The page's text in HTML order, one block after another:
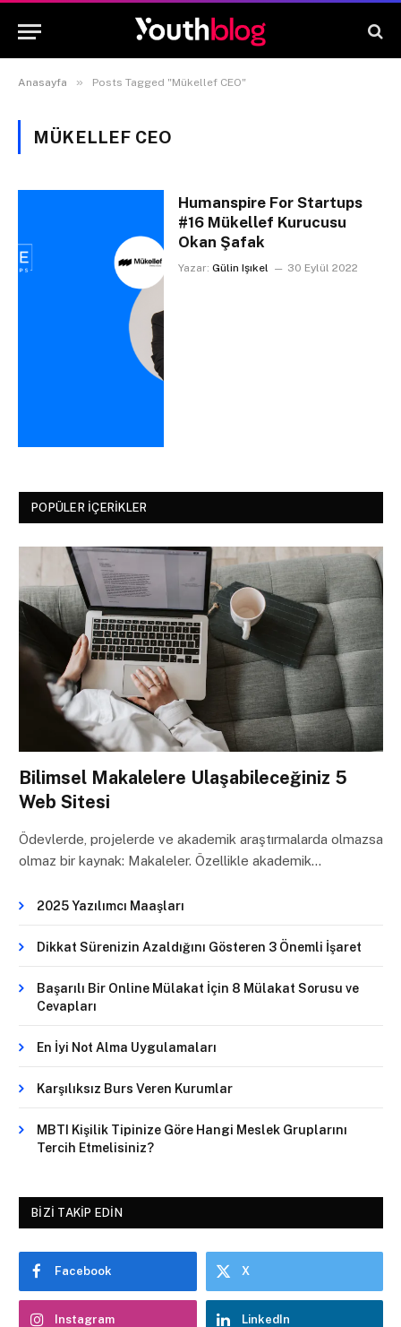
Anasayfa » Posts Tagged "Mükellef CEO"
MÜKELLEF CEO
Humanspire For Startups
#16 Mükellef Kurucusu
Okan Şafak
Yazar: Gülin Işıkel 30 Eylül 2022
POPÜLER İÇERIKLER
Bilimsel Makalelere Ulaşabileceğiniz 5
Web Sitesi
Ödevlerde, projelerde ve akademik araştırmalarda olmazsa
olmaz bir kaynak: Makaleler. Özellikle akademik…
2025 Yazılımcı Maaşları
Dikkat Sürenizin Azaldığını Gösteren 3 Önemli İşaret
Başarılı Bir Online Mülakat İçin 8 Mülakat Sorusu ve
Cevapları
En İyi Not Alma Uygulamaları
Karşılıksız Burs Veren Kurumlar
MBTI Kişilik Tipinize Göre Hangi Meslek Gruplarını
Tercih Etmelisiniz?
BIZI TAKIP EDIN
Facebook X
Instagram LinkedIn